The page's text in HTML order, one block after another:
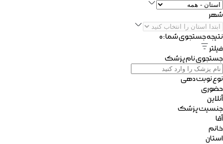
شهر
نتیجه جستجوی شما :۰
فیلتر
جستجوی نام پزشک
نوع نوبت دهی
حضوری
آنلاین
جنسیت پزشک
آقا
خانم
استان